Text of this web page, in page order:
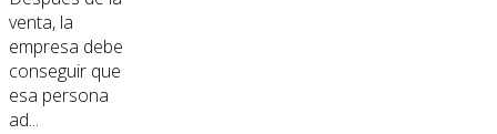
venta, la
empresa debe
conseguir que
esa persona
ad...